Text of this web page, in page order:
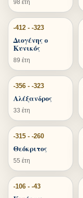
98 έτη
-412 - -323
Διογένης ο
Κυνικός
89 έτη
-356 - -323
Αλέξανδρος
33 έτη
-315 - -260
Θεόκριτος
55 έτη
-106 - -43